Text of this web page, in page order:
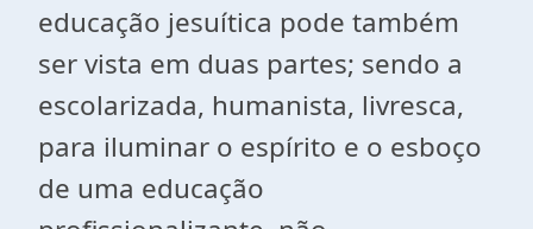
educação jesuítica pode também
ser vista em duas partes; sendo a
escolarizada, humanista, livresca,
para iluminar o espírito e o esboço
de uma educação